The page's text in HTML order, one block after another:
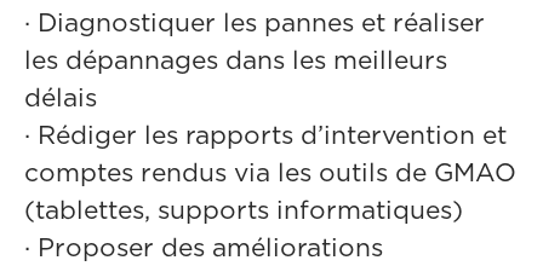
· Diagnostiquer les pannes et réaliser
les dépannages dans les meilleurs
délais
· Rédiger les rapports d’intervention et
comptes rendus via les outils de GMAO
(tablettes, supports informatiques)
· Proposer des améliorations